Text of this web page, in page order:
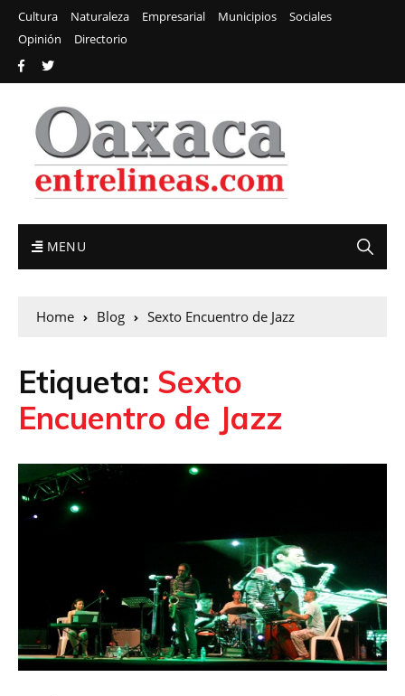
Cultura Naturaleza Empresarial Municipios
Sociales
Opinión
Directorio
MENU
Home Blog Sexto Encuentro de Jazz
Etiqueta: Sexto
Encuentro de Jazz